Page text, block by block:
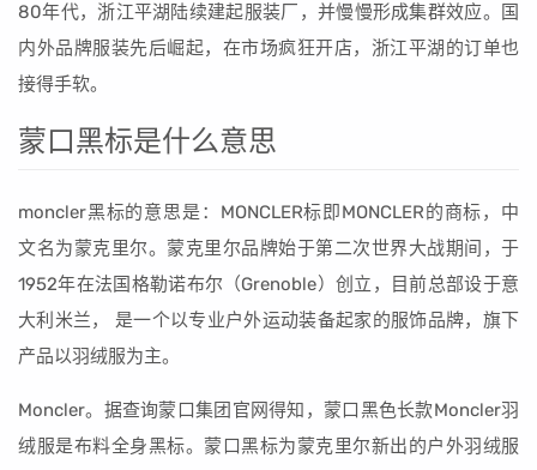
80年代，浙江平湖陆续建起服装厂，并慢慢形成集群效应。国
内外品牌服装先后崛起，在市场疯狂开店，浙江平湖的订单也
接得手软。
蒙口黑标是什么意思
moncler黑标的意思是：MONCLER标即MONCLER的商标，中
文名为蒙克里尔。蒙克里尔品牌始于第二次世界大战期间，于
1952年在法国格勒诺布尔（Grenoble）创立，目前总部设于意
大利米兰， 是一个以专业户外运动装备起家的服饰品牌，旗下
产品以羽绒服为主。
Moncler。据查询蒙口集团官网得知，蒙口黑色长款Moncler羽
绒服是布料全身黑标。蒙口黑标为蒙克里尔新出的户外羽绒服